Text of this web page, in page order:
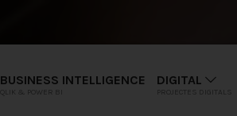
BUSINESS INTELLIGENCE
QLIK & POWER BI
DIGITAL
PROJECTES DIGITALS